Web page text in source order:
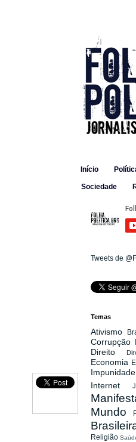
Início
Sociedade
Tweets de
Temas
Ativismo
Corrupção
Direito
Economia
Internet
Mundo
Religião